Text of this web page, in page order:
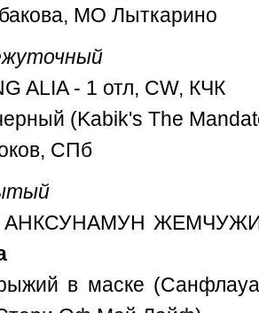
МО Лыткарино
ALIA - 1 отл, CW, КЧК
(Kabik's The
СПб
в маске